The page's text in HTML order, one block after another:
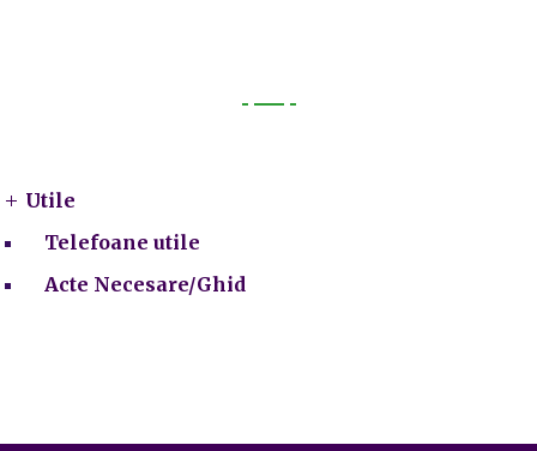
Utile
Telefoane utile
Acte Necesare/Ghid